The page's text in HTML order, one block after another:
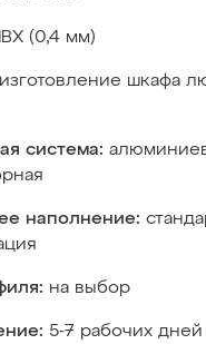
(0,4 мм)
изготовление шкафа
система:
наполнение:
на выбор
5-7 рабочих дней